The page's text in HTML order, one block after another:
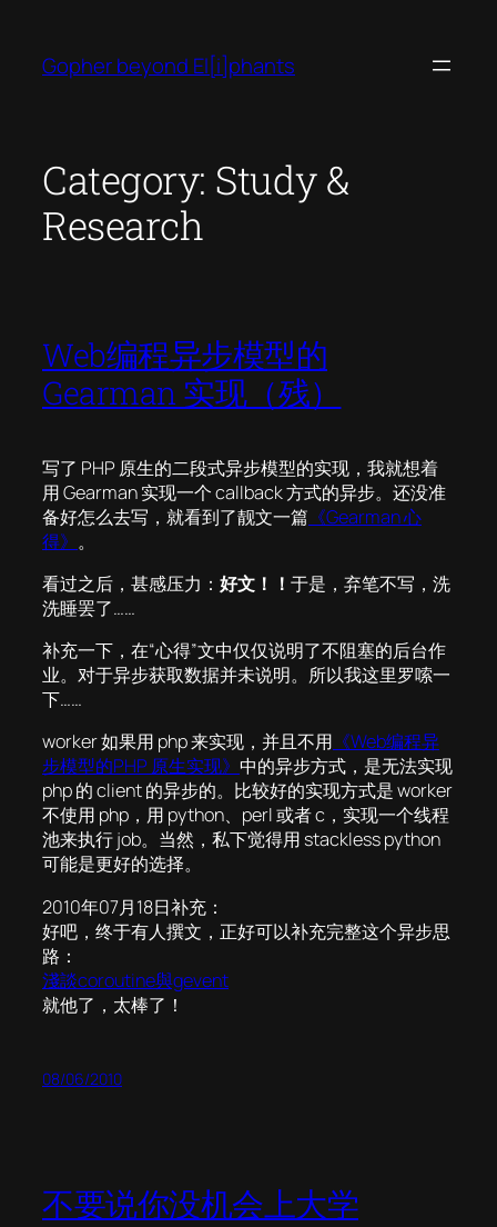
content
Gopher beyond El[i]phants
Category: Study &
Research
Web编程异步模型的
Gearman 实现（残）
写了 PHP 原生的二段式异步模型的实现，我就想着
用 Gearman 实现一个 callback 方式的异步。还没准
备好怎么去写，就看到了靓文一篇 《Gearman 心
得》 。
看过之后，甚感压力： 好文！！ 于是，弃笔不写，洗
洗睡罢了……
补充一下，在“心得”文中仅仅说明了不阻塞的后台作
业。对于异步获取数据并未说明。所以我这里罗嗦一
下……
worker 如果用 php 来实现，并且不用 《Web编程异
步模型的PHP 原生实现》 中的异步方式，是无法实现
php 的 client 的异步的。比较好的实现方式是 worker
不使用 php，用 python、perl 或者 c，实现一个线程
池来执行 job。当然，私下觉得用 stackless python
可能是更好的选择。
2010年07月18日补充：
好吧，终于有人撰文，正好可以补充完整这个异步思
路：
淺談coroutine與gevent
就他了，太棒了！
08/06/2010
不要说你没机会上大学